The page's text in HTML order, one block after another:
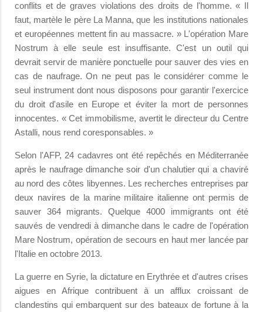
conflits et de graves violations des droits de l'homme. « Il
faut, martèle le père La Manna, que les institutions nationales
et européennes mettent fin au massacre. » L'opération Mare
Nostrum à elle seule est insuffisante. C'est un outil qui
devrait servir de manière ponctuelle pour sauver des vies en
cas de naufrage. On ne peut pas le considérer comme le
seul instrument dont nous disposons pour garantir l'exercice
du droit d'asile en Europe et éviter la mort de personnes
innocentes. « Cet immobilisme, avertit le directeur du Centre
Astalli, nous rend coresponsables. »
Selon l'AFP, 24 cadavres ont été repêchés en Méditerranée
après le naufrage dimanche soir d'un chalutier qui a chaviré
au nord des côtes libyennes. Les recherches entreprises par
deux navires de la marine militaire italienne ont permis de
sauver 364 migrants. Quelque 4000 immigrants ont été
sauvés de vendredi à dimanche dans le cadre de l'opération
Mare Nostrum, opération de secours en haut mer lancée par
l'Italie en octobre 2013.
La guerre en Syrie, la dictature en Erythrée et d'autres crises
aigues en Afrique contribuent à un afflux croissant de
clandestins qui embarquent sur des bateaux de fortune à la